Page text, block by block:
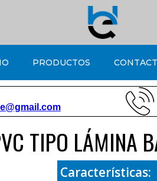
PRODUCTOS
TIPO LÁMINA
Características: